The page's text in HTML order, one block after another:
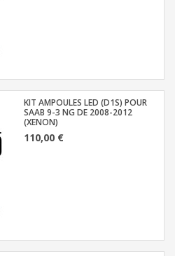
KIT AMPOULES LED (D1S) POUR
SAAB 9-3 NG DE 2008-2012
(XENON)
110,00 €